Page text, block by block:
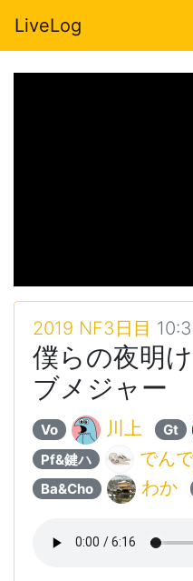
LiveLog
2019 NF3日目
僕らの夜明
ブメジャー
Vo 川上 Gt
Pf&鍵ハ でん
Ba&Cho わか